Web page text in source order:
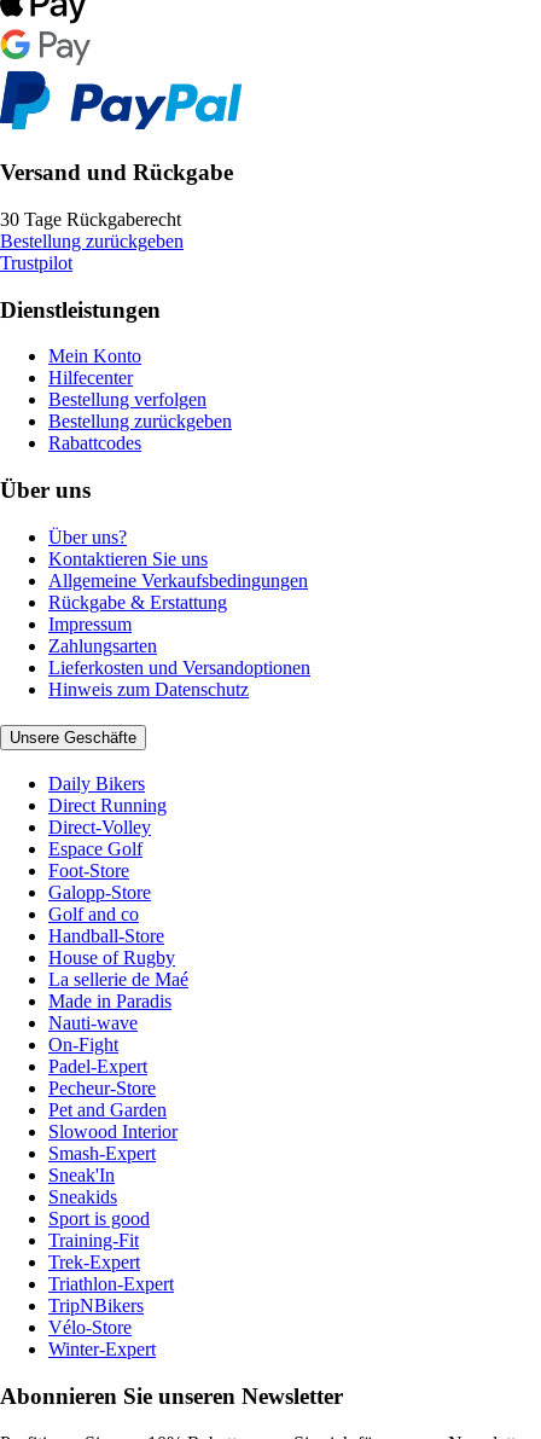
Versand und Rückgabe
30 Tage Rückgaberecht
Bestellung zurückgeben
Trustpilot
Dienstleistungen
Mein Konto
Hilfecenter
Bestellung verfolgen
Bestellung zurückgeben
Rabattcodes
Über uns
Über uns?
Kontaktieren Sie uns
Allgemeine Verkaufsbedingungen
Rückgabe & Erstattung
Impressum
Zahlungsarten
Lieferkosten und Versandoptionen
Hinweis zum Datenschutz
Unsere Geschäfte
Daily Bikers
Direct Running
Direct-Volley
Espace Golf
Foot-Store
Galopp-Store
Golf and co
Handball-Store
House of Rugby
La sellerie de Maé
Made in Paradis
Nauti-wave
On-Fight
Padel-Expert
Pecheur-Store
Pet and Garden
Slowood Interior
Smash-Expert
Sneak'In
Sneakids
Sport is good
Training-Fit
Trek-Expert
Triathlon-Expert
TripNBikers
Vélo-Store
Winter-Expert
Abonnieren Sie unseren Newsletter